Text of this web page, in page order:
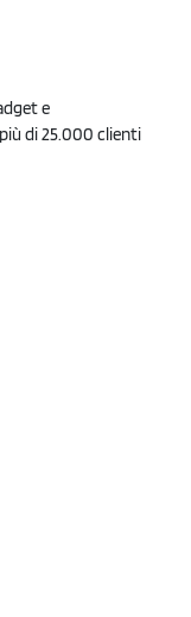
e
di 25.000 clienti